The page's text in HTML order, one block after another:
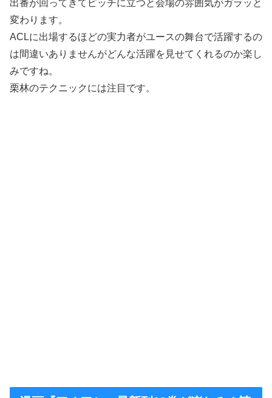
出番が回ってきてピッチに立つと会場の雰囲気がガラッと
変わります。
ACLに出場するほどの実力者がユースの舞台で活躍するの
は間違いありませんがどんな活躍を見せてくれるのか楽し
みですね。
栗林のテクニックには注目です。